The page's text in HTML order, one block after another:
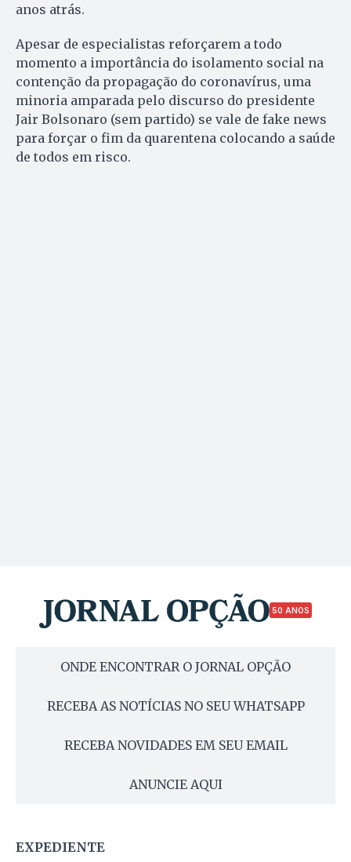
anos atrás.
Apesar de especialistas reforçarem a todo
momento a importância do isolamento social na
contenção da propagação do coronavírus, uma
minoria amparada pelo discurso do presidente
Jair Bolsonaro (sem partido) se vale de fake news
para forçar o fim da quarentena colocando a saúde
de todos em risco.
50 ANOS
ONDE ENCONTRAR O JORNAL OPÇÃO
RECEBA AS NOTÍCIAS NO SEU WHATSAPP
RECEBA NOVIDADES EM SEU EMAIL
ANUNCIE AQUI
EXPEDIENTE